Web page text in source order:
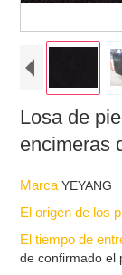
Losa de
encimeras
MarcaYEYANG
El origen de los
El tiempo de
de confirmado el